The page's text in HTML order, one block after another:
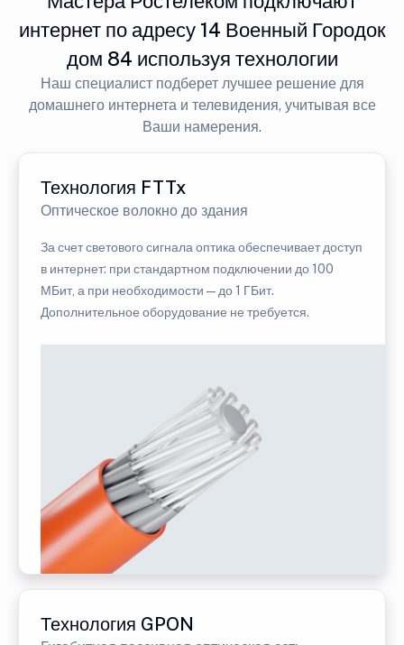
интернет по адресу 14 Военный Городок
дом 84 используя технологии
Наш специалист подберет лучшее решение для
домашнего интернета и телевидения, учитывая все
Ваши намерения.
Технология FTTx
Оптическое волокно до здания
За счет светового сигнала оптика обеспечивает доступ
в интернет: при стандартном подключении до 100
МБит, а при необходимости — до 1 ГБит.
Дополнительное оборудование не требуется.
Технология GPON